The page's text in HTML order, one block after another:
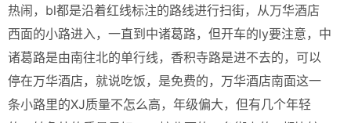
热闹，bl都是沿着红线标注的路线进行扫街，从万华酒店
西面的小路进入，一直到中诸葛路，但开车的ly要注意，中
诸葛路是由南往北的单行线，香积寺路是进不去的，可以
停在万华酒店，就说吃饭，是免费的，万华酒店南面这一
条小路里的XJ质量不怎么高，年级偏大，但有几个年轻